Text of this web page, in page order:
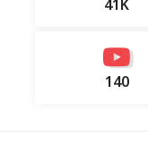
41K
140